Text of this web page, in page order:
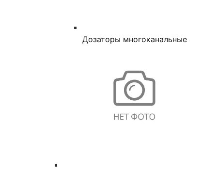
Дозаторы многоканальные